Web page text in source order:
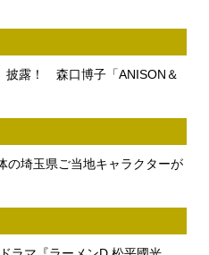
披露！ 森口博子「ANISON＆
埼玉県ご当地キャラクターが